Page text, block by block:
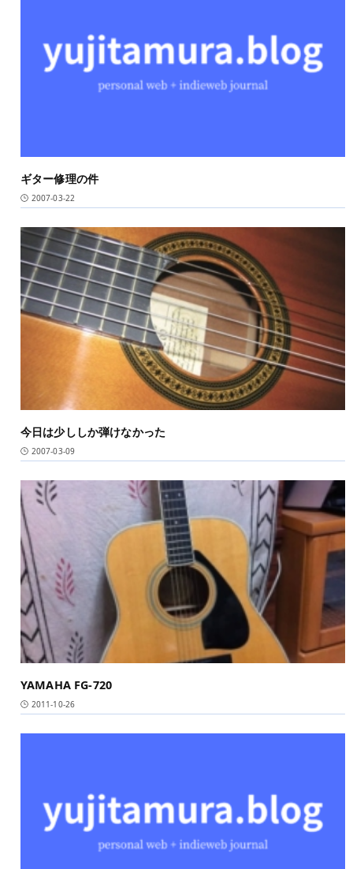
ギター修理の件
2007-03-22
今日は少ししか弾けなかった
2007-03-09
YAMAHA FG-720
2011-10-26